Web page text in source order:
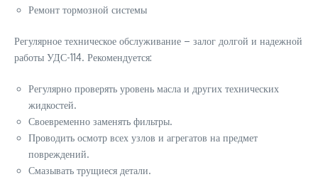
Ремонт тормозной системы
Регулярное техническое обслуживание – залог долгой и надежной
работы УДС-114. Рекомендуется:
Регулярно проверять уровень масла и других технических
жидкостей.
Своевременно заменять фильтры.
Проводить осмотр всех узлов и агрегатов на предмет
повреждений.
Смазывать трущиеся детали.